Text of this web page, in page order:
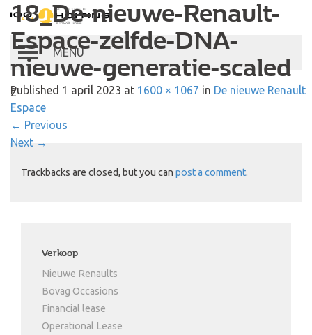
Autobedrijf Hoiting
Toggle
navigation
18_De-nieuwe-Renault-
Espace-zelfde-DNA-
nieuwe-generatie-scaled
Published 1 april 2023 at 1600 × 1067 in De nieuwe Renault
Espace
← Previous
Next →
2
Trackbacks are closed, but you can post a comment.
Verkoop
Nieuwe Renaults
Bovag Occasions
Financial lease
Operational Lease